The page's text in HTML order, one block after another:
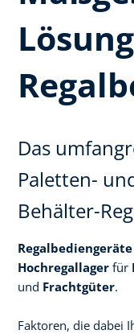
Das
Paletten-
Behälter-
Regalbediengeräte
Hochregallager für
und Frachtgüter.
Faktoren, die dabei